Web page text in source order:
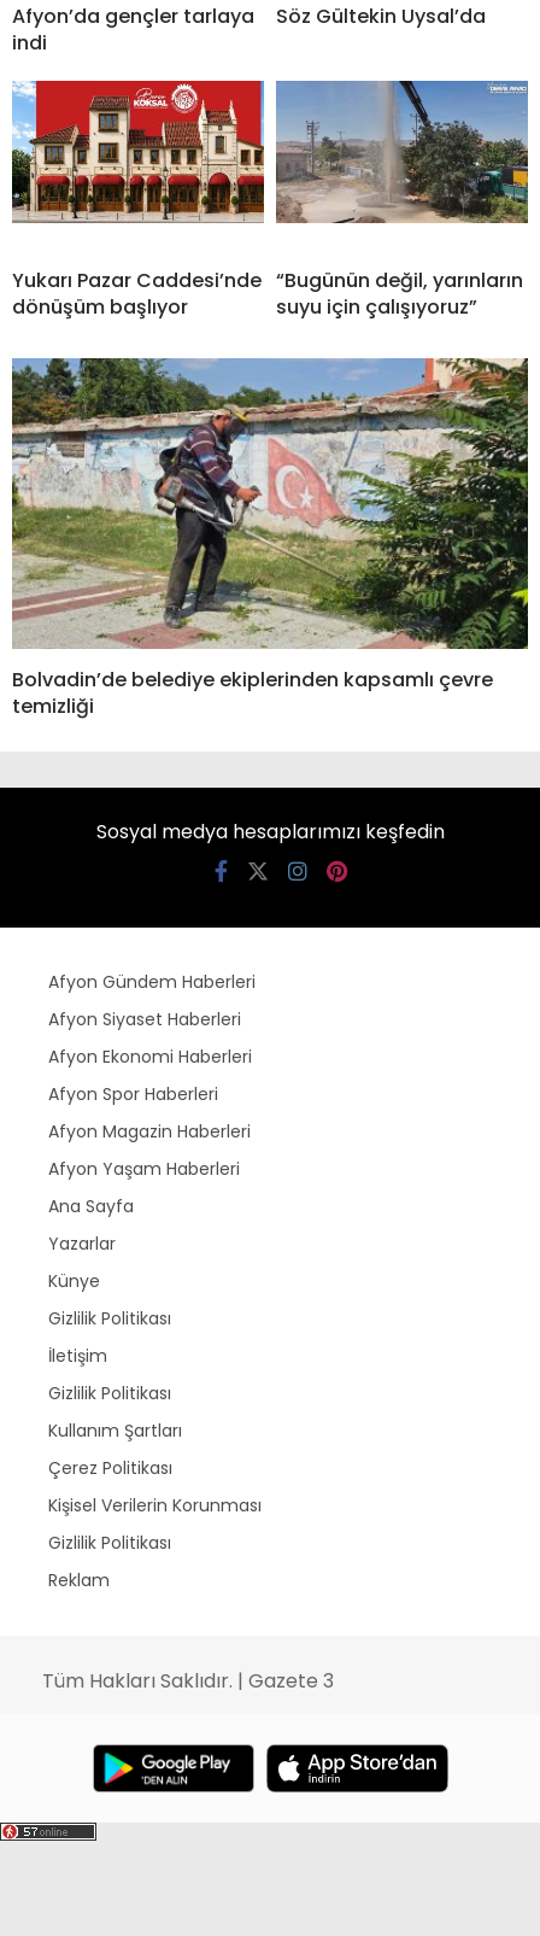
Afyon’da gençler tarlaya
indi
Söz Gültekin Uysal’da
Yukarı Pazar Caddesi’nde
dönüşüm başlıyor
“Bugünün değil, yarınların
suyu için çalışıyoruz”
Bolvadin’de belediye ekiplerinden kapsamlı çevre
temizliği
Sosyal medya hesaplarımızı keşfedin
Afyon Gündem Haberleri
Afyon Siyaset Haberleri
Afyon Ekonomi Haberleri
Afyon Spor Haberleri
Afyon Magazin Haberleri
Afyon Yaşam Haberleri
Ana Sayfa
Yazarlar
Künye
Gizlilik Politikası
İletişim
Gizlilik Politikası
Kullanım Şartları
Çerez Politikası
Kişisel Verilerin Korunması
Gizlilik Politikası
Reklam
Tüm Hakları Saklıdır. | Gazete 3